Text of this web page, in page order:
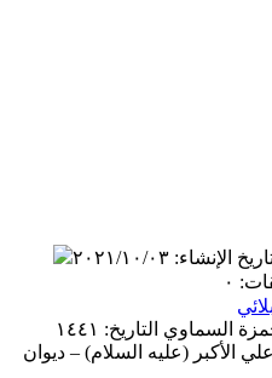
الإنشاء: ٢٠٢١/١٠/٠٣
: ٠
الحجم: ٤.٠٤ MB الشاعر: حمزة السماوي التاريخ: ١٤٤١
الأكبر (عليه السلام) – ديوان